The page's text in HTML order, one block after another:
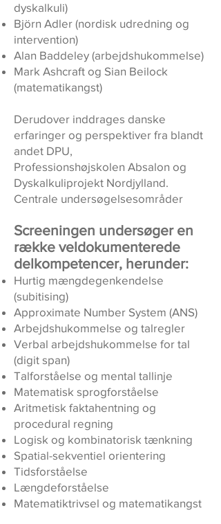
dyskalkuli)
Björn Adler (nordisk udredning og
intervention)
Alan Baddeley (arbejdshukommelse)
Mark Ashcraft og Sian Beilock
(matematikangst)
​Derudover inddrages danske
erfaringer og perspektiver fra blandt
andet DPU,
Professionshøjskolen Absalon og
Dyskalkuliprojekt Nordjylland.
Centrale undersøgelsesområder
Screeningen undersøger en
række veldokumenterede
delkompetencer, herunder:
Hurtig mængdegenkendelse
(subitising)
Approximate Number System (ANS)
Arbejdshukommelse og talregler
Verbal arbejdshukommelse for tal
(digit span)
Talforståelse og mental tallinje
Matematisk sprogforståelse
Aritmetisk faktahentning og
procedural regning
Logisk og kombinatorisk tænkning
Spatial-sekventiel orientering
Tidsforståelse
Længdeforståelse
Matematiktrivsel og matematikangst